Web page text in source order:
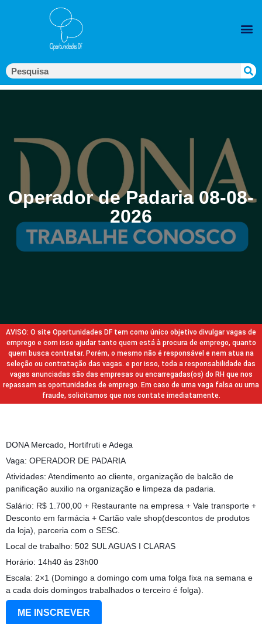
Operador de Padaria 08-08-
2026
AVISO: O site Oportunidades DF tem como único objetivo divulgar vagas de
emprego e com isso ajudar tanto quem está à procura de emprego, quanto
quem busca contratar. Porém, o mesmo não é responsável e nem atua na
seleção ou contratação das vagas. e por isso, toda a responsabilidade das
vagas anunciadas são das empresas ou encarregadas(os) do RH que nos
repassam as oportunidades de emprego. Em caso de uma vaga falsa ou uma
fraude, solicitamos que nos contate imediatamente.
DONA Mercado, Hortifruti e Adega
Vaga: OPERADOR DE PADARIA
Atividades: Atendimento ao cliente, organização de balcão de
panificação auxilio na organização e limpeza da padaria.
Salário: R$ 1.700,00 + Restaurante na empresa + Vale transporte +
Desconto em farmácia + Cartão vale shop(descontos de produtos
da loja), parceria com o SESC.
Local de trabalho: 502 SUL AGUAS I CLARAS
Horário: 14h40 ás 23h00
Escala: 2×1 (Domingo a domingo com uma folga fixa na semana e
a cada dois domingos trabalhados o terceiro é folga).
ME INSCREVER